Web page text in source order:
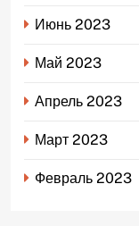
Июнь 2023
Май 2023
Апрель 2023
Март 2023
Февраль 2023